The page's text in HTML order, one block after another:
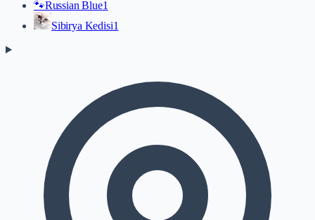
🐾Russian Blue1
Sibirya Kedisi1